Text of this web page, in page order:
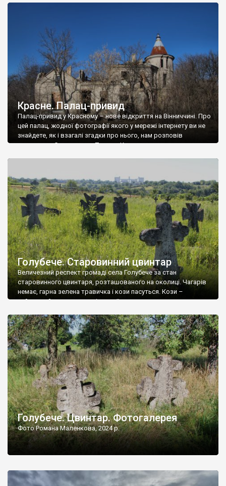
Красне. Палац-привид
Палац-привид у Красному – нове відкриття на Вінниччині. Про
цей палац, жодної фотографії якого у мережі інтернету ви не
знайдете, як і взагалі згадки про нього, нам розповів
мешканець Самгородка. Палац у Красному вразив не лише
Голубече. Старовинний цвинтар
Величезний респект громаді села Голубече за стан
старовинного цвинтаря, розташованого на околиці. Чагарів
немає, гарна зелена травичка і кози пасуться. Кози –
найкращий регулятор шкідливої, для старих кладовищ,
бруньками, кози ті бруньки обгризають, бо то улюблений
делікатес. На цвинтарі у Голубечому ціла колекція
різноманітних форм хрестів. Село відносно невелике, […]
Голубече. Цвинтар. Фотогалерея
Фото Романа Маленкова, 2024 р.